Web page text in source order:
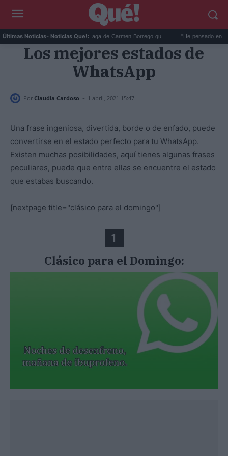
Últimas Noticias- Noticias Que!:
La foto en la playa de Málaga de Carmen Borrego qu... "He pensado en
Los mejores estados de
WhatsApp
Por Claudia Cardoso - 1 abril, 2021 15:47
Una frase ingeniosa, divertida, borde o de enfado, puede
convertirse en el estado perfecto para tu WhatsApp.
Existen muchas posibilidades, aquí tienes algunas frases
peculiares, puede que entre ellas se encuentre el estado
que estabas buscando.
[nextpage title="clásico para el domingo"]
1
Clásico para el Domingo: